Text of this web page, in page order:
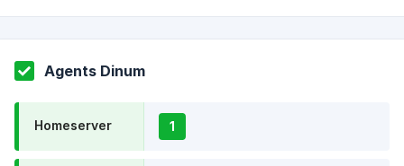
Agents Dinum
Homeserver 1